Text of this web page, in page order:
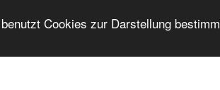
Cookies zur Darstellung